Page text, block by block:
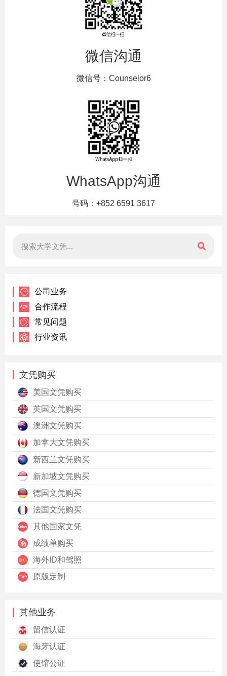
微信沟通
微信号：Counselor6
WhatsApp沟通
号码：+852 6591 3617
公司业务
合作流程
常见问题
行业资讯
文凭购买
美国文凭购买
英国文凭购买
澳洲文凭购买
加拿大文凭购买
新西兰文凭购买
新加坡文凭购买
德国文凭购买
法国文凭购买
其他国家文凭
成绩单购买
海外ID和驾照
原版定制
其他业务
留信认证
海牙认证
使馆公证